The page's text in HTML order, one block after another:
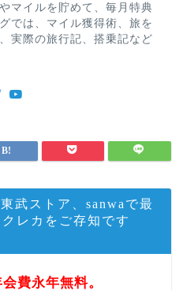
マイルを貯めて、毎月特典
では、マイル獲得術、旅を
実際の旅行記、搭乗記など
武ストア、sanwaで最
レカをご存知です
費永年無料。